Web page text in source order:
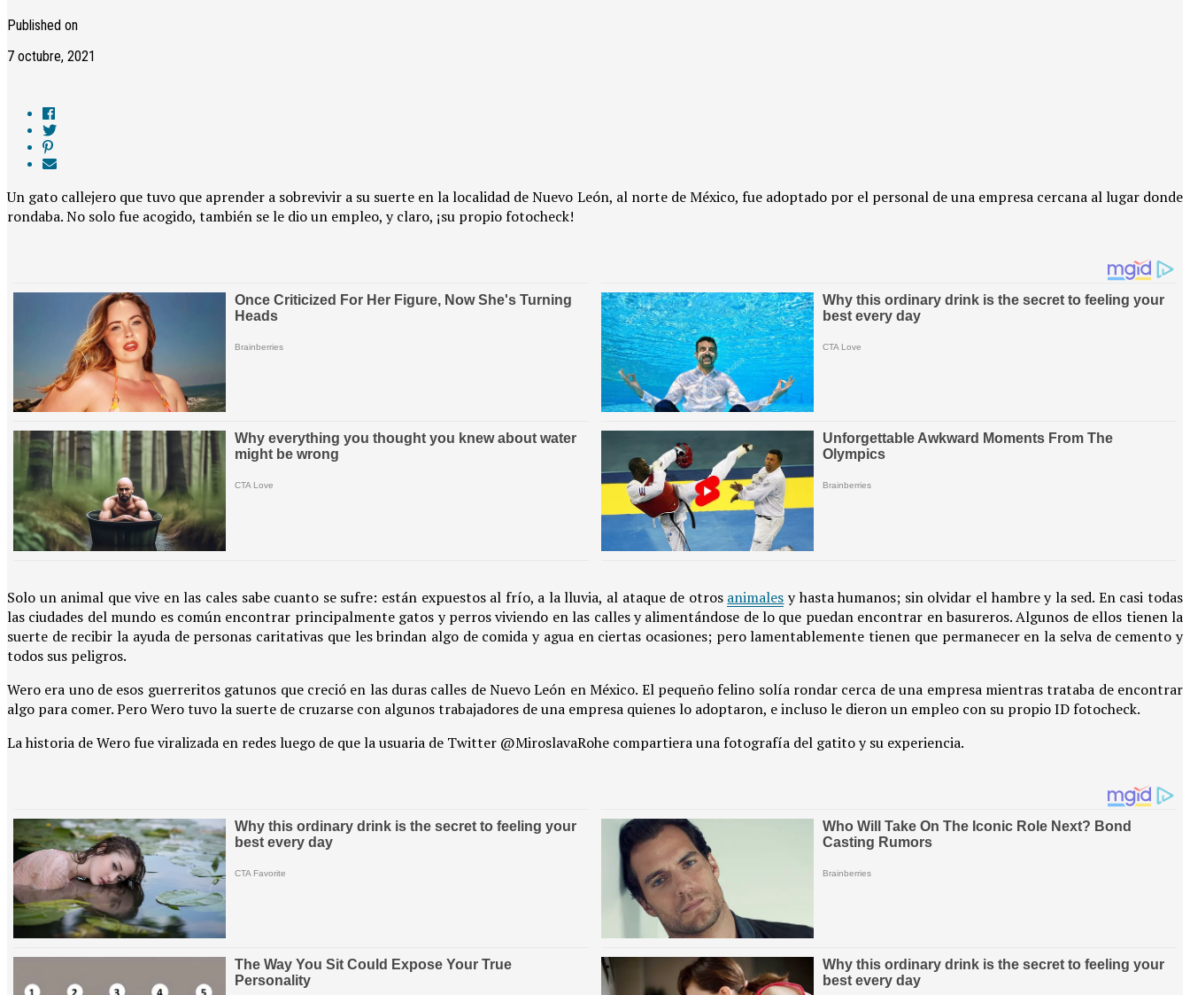
Published on
7 octubre, 2021
Un gato callejero que tuvo que aprender a sobrevivir a su suerte en la localidad de Nuevo León, al norte de México, fue adoptado por el personal de una empresa cercana al lugar donde
rondaba. No solo fue acogido, también se le dio un empleo, y claro, ¡su propio fotocheck!
Solo un animal que vive en las cales sabe cuanto se sufre: están expuestos al frío, a la lluvia, al ataque de otros animales y hasta humanos; sin olvidar el hambre y la sed. En casi todas
las ciudades del mundo es común encontrar principalmente gatos y perros viviendo en las calles y alimentándose de lo que puedan encontrar en basureros. Algunos de ellos tienen la
suerte de recibir la ayuda de personas caritativas que les brindan algo de comida y agua en ciertas ocasiones; pero lamentablemente tienen que permanecer en la selva de cemento y
todos sus peligros.
Wero era uno de esos guerreritos gatunos que creció en las duras calles de Nuevo León en México. El pequeño felino solía rondar cerca de una empresa mientras trataba de encontrar
algo para comer. Pero Wero tuvo la suerte de cruzarse con algunos trabajadores de una empresa quienes lo adoptaron, e incluso le dieron un empleo con su propio ID fotocheck.
La historia de Wero fue viralizada en redes luego de que la usuaria de Twitter @MiroslavaRohe compartiera una fotografía del gatito y su experiencia.